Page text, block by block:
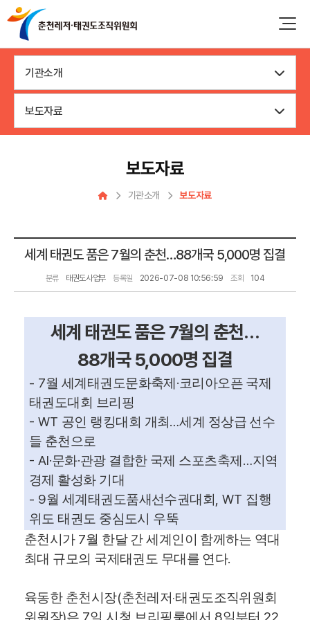
기관소개
보도자료
보도자료
기관소개 보도자료
세계 태권도 품은 7월의 춘천…88개국 5,000명 집결
분류 태권도사업부 등록일 2026-07-08 10:56:59 조회 104
세계 태권도 품은7월의 춘천…
88개국5,000명 집결
- 7월 세계태권도문화축제 ·코리아오픈 국제
태권도대회 브리핑
- WT 공인 랭킹대회 개최 …세계 정상급 선수
들 춘천으로
- AI·문화·관광 결합한 국제 스포츠축제 …지역
경제 활성화 기대
- 9월 세계태권도품새선수권대회 , WT 집행
위도 태권도 중심도시 우뚝
춘천시가 7월 한달 간 세계인이 함께하는 역대
최대 규모의 국제태권도 무대를 연다.
육동한 춘천시장(춘천레저‧태권도조직위원회
위원장 은 일 시청 브리핑룸에서 일부터